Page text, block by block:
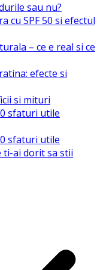
sau nu?
cu SPF 50 si efectul
– ce e real si ce
efecte si
si mituri
sfaturi utile
sfaturi utile
ti-ai dorit sa stii